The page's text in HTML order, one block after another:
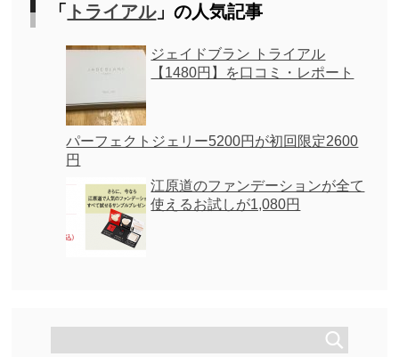
「 トライアル」の人気記事
ジェイドブラン トライアル
【1480円】を口コミ・レポート
パーフェクトジェリー5200円が初回限定2600
円
江原道のファンデーションが全て
使えるお試しが1,080円